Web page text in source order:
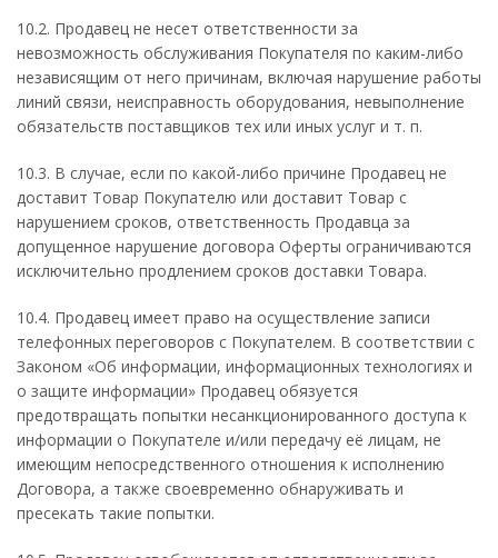
10.2. Продавец не несет ответственности за
невозможность обслуживания Покупателя по каким-либо
независящим от него причинам, включая нарушение работы
линий связи, неисправность оборудования, невыполнение
обязательств поставщиков тех или иных услуг и т. п.
10.3. В случае, если по какой-либо причине Продавец не
доставит Товар Покупателю или доставит Товар с
нарушением сроков, ответственность Продавца за
допущенное нарушение договора Оферты ограничиваются
исключительно продлением сроков доставки Товара.
10.4. Продавец имеет право на осуществление записи
телефонных переговоров с Покупателем. В соответствии с
Законом «Об информации, информационных технологиях и
о защите информации» Продавец обязуется
предотвращать попытки несанкционированного доступа к
информации о Покупателе и/или передачу её лицам, не
имеющим непосредственного отношения к исполнению
Договора, а также своевременно обнаруживать и
пресекать такие попытки.